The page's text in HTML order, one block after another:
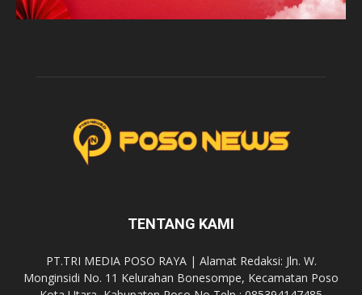
TENTANG KAMI
PT.TRI MEDIA POSO RAYA | Alamat Redaksi: Jln. W.
Monginsidi No. 11 Kelurahan Bonesompe, Kecamatan Poso